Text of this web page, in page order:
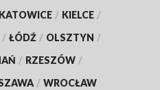
KATOWICE / KIELCE /
/ ŁÓDŹ / OLSZTYN /
/ RZESZÓW /
/ WROCŁAW